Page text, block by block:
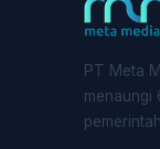
PT Meta
menaungi